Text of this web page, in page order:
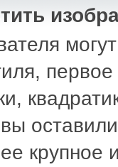
крупное